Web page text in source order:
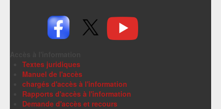
Textes juridiques
Manuel de l'accès
chargés d'accès à l'information
Rapports d'accès à l'information
Demande d'accès et recours